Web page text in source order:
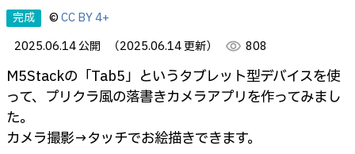
完成 ©CC BY 4+
2025.06.14 公開
（2025.06.14 更新） visibility 808
M5Stackの「Tab5」というタブレット型デバイスを使
って、プリクラ風の落書きカメラアプリを作ってみまし
た。
カメラ撮影→タッチでお絵描きできます。